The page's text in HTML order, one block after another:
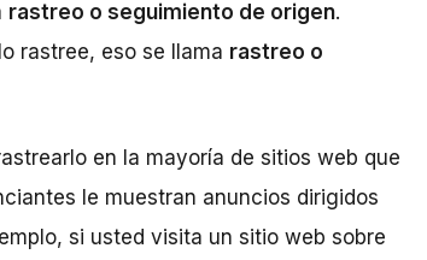
rastreo o seguimiento de origen.
rastree, eso se llama rastreo o
en la mayoría de sitios web que
le muestran anuncios dirigidos
si usted visita un sitio web sobre